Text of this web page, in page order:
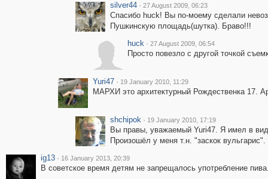
silver44 · 27 August 2009, 06:23
Спасибо huck! Вы по-моему сделали
Пушкинскую площадь(шутка). Браво!!!
huck · 27 August 2009, 06:54
Просто повезло с другой точкой
Yuri47 · 19 January 2010, 11:29
МАРХИ это архитектурный Рождественка 17.
shchipok · 19 January 2010, 17:19
Вы правы, уважаемый Yuri47. Я имел в
Произошёл у меня т.н. "заскок вульгарис".
ig13 · 16 January 2013, 20:39
В советское время детям не запрещалось употребление